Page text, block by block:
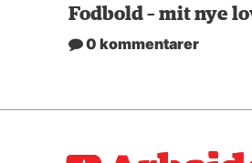
Fodbold – mit nye
0 kommentarer